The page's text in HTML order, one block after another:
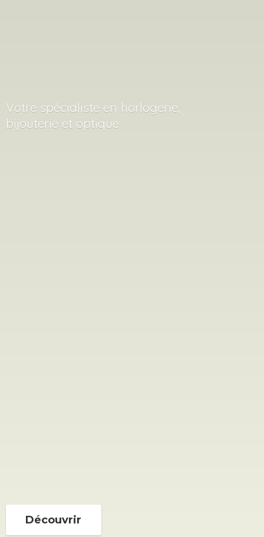
Votre spécialiste en horlogerie,
bijouterie et optique
Découvrir